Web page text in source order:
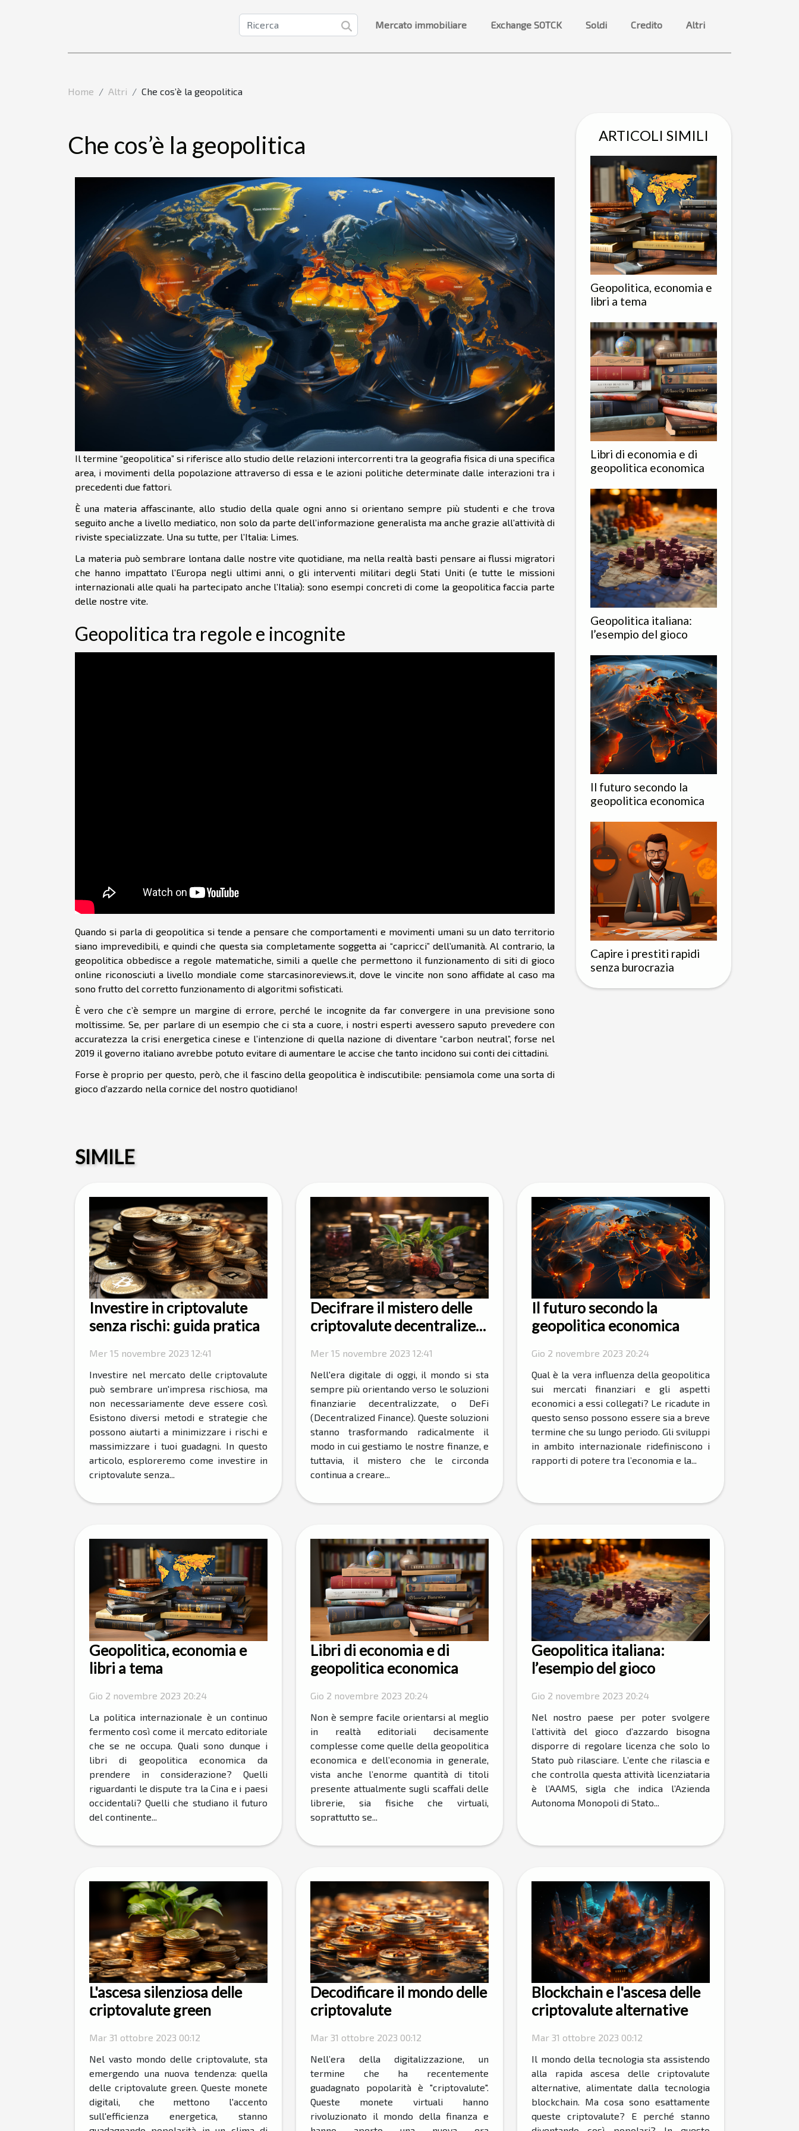
Mercato immobiliare Exchange SOTCK Soldi Credito Altri
Home Altri Che cos’è la geopolitica
Che cos’è la geopolitica
Il termine “geopolitica” si riferisce allo studio delle relazioni intercorrenti tra la geografia fisica di una specifica
area, i movimenti della popolazione attraverso di essa e le azioni politiche determinate dalle interazioni tra i
precedenti due fattori.
È una materia affascinante, allo studio della quale ogni anno si orientano sempre più studenti e che trova
seguito anche a livello mediatico, non solo da parte dell’informazione generalista ma anche grazie all’attività di
riviste specializzate. Una su tutte, per l’Italia: Limes.
La materia può sembrare lontana dalle nostre vite quotidiane, ma nella realtà basti pensare ai flussi migratori
che hanno impattato l’Europa negli ultimi anni, o gli interventi militari degli Stati Uniti (e tutte le missioni
internazionali alle quali ha partecipato anche l’Italia): sono esempi concreti di come la geopolitica faccia parte
delle nostre vite.
Geopolitica tra regole e incognite
Quando si parla di geopolitica si tende a pensare che comportamenti e movimenti umani su un dato territorio
siano imprevedibili, e quindi che questa sia completamente soggetta ai “capricci” dell’umanità. Al contrario, la
geopolitica obbedisce a regole matematiche, simili a quelle che permettono il funzionamento di siti di gioco
online riconosciuti a livello mondiale come starcasinoreviews.it, dove le vincite non sono affidate al caso ma
sono frutto del corretto funzionamento di algoritmi sofisticati.
È vero che c’è sempre un margine di errore, perché le incognite da far convergere in una previsione sono
moltissime. Se, per parlare di un esempio che ci sta a cuore, i nostri esperti avessero saputo prevedere con
accuratezza la crisi energetica cinese e l’intenzione di quella nazione di diventare “carbon neutral”, forse nel
2019 il governo italiano avrebbe potuto evitare di aumentare le accise che tanto incidono sui conti dei cittadini.
Forse è proprio per questo, però, che il fascino della geopolitica è indiscutibile: pensiamola come una sorta di
gioco d’azzardo nella cornice del nostro quotidiano!
ARTICOLI SIMILI
Geopolitica, economia e
libri a tema
Libri di economia e di
geopolitica economica
Geopolitica italiana:
l’esempio del gioco
Il futuro secondo la
geopolitica economica
Capire i prestiti rapidi
senza burocrazia
SIMILE
Investire in criptovalute
senza rischi: guida pratica
Mer 15 novembre 2023 12:41
Investire nel mercato delle criptovalute
può sembrare un'impresa rischiosa, ma
non necessariamente deve essere così.
Esistono diversi metodi e strategie che
possono aiutarti a minimizzare i rischi e
massimizzare i tuoi guadagni. In questo
articolo, esploreremo come investire in
criptovalute senza...
Decifrare il mistero delle
criptovalute decentralized
Mer 15 novembre 2023 12:41
Nell'era digitale di oggi, il mondo si sta
sempre più orientando verso le soluzioni
finanziarie decentralizzate, o DeFi
(Decentralized Finance). Queste soluzioni
stanno trasformando radicalmente il
modo in cui gestiamo le nostre finanze, e
tuttavia, il mistero che le circonda
continua a creare...
Il futuro secondo la
geopolitica economica
Gio 2 novembre 2023 20:24
Qual è la vera influenza della geopolitica
sui mercati finanziari e gli aspetti
economici a essi collegati? Le ricadute in
questo senso possono essere sia a breve
termine che su lungo periodo. Gli sviluppi
in ambito internazionale ridefiniscono i
rapporti di potere tra l’economia e la...
Geopolitica, economia e
libri a tema
Gio 2 novembre 2023 20:24
La politica internazionale è un continuo
fermento così come il mercato editoriale
che se ne occupa. Quali sono dunque i
libri di geopolitica economica da
prendere in considerazione? Quelli
riguardanti le dispute tra la Cina e i paesi
occidentali? Quelli che studiano il futuro
del continente...
Libri di economia e di
geopolitica economica
Gio 2 novembre 2023 20:24
Non è sempre facile orientarsi al meglio
in realtà editoriali decisamente
complesse come quelle della geopolitica
economica e dell’economia in generale,
vista anche l’enorme quantità di titoli
presente attualmente sugli scaffali delle
librerie, sia fisiche che virtuali,
soprattutto se...
Geopolitica italiana:
l’esempio del gioco
Gio 2 novembre 2023 20:24
Nel nostro paese per poter svolgere
l’attività del gioco d’azzardo bisogna
disporre di regolare licenza che solo lo
Stato può rilasciare. L’ente che rilascia e
che controlla questa attività licenziataria
è l’AAMS, sigla che indica l’Azienda
Autonoma Monopoli di Stato...
L'ascesa silenziosa delle
criptovalute green
Mar 31 ottobre 2023 00:12
Nel vasto mondo delle criptovalute, sta
emergendo una nuova tendenza: quella
delle criptovalute green. Queste monete
digitali, che mettono l'accento
sull'efficienza energetica, stanno
Decodificare il mondo delle
criptovalute
Mar 31 ottobre 2023 00:12
Nell’era della digitalizzazione, un
termine che ha recentemente
guadagnato popolarità è "criptovalute".
Queste monete virtuali hanno
rivoluzionato il mondo della finanza e
Blockchain e l'ascesa delle
criptovalute alternative
Mar 31 ottobre 2023 00:12
Il mondo della tecnologia sta assistendo
alla rapida ascesa delle criptovalute
alternative, alimentate dalla tecnologia
blockchain. Ma cosa sono esattamente
queste criptovalute? E perché stanno